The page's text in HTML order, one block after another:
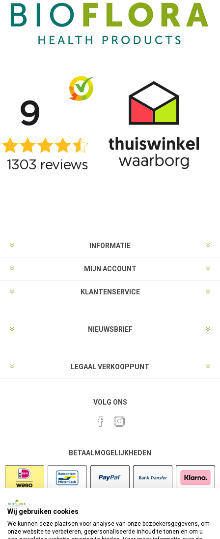
INFORMATIE
MIJN ACCOUNT
KLANTENSERVICE
NIEUWSBRIEF
LEGAAL VERKOOPPUNT
VOLG ONS
BETAALMOGELIJKHEDEN
Wij gebruiken cookies
We kunnen deze plaatsen voor analyse van onze bezoekersgegevens, om
onze website te verbeteren, gepersonaliseerde inhoud te tonen en om u